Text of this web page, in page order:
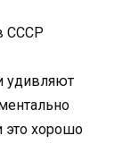
удивляют
это хорошо